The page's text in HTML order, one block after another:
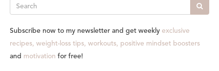
Search
Subscribe now to my newsletter and get weekly exclusive
recipes, weight-loss tips, workouts, positive mindset boosters
and motivation for free!